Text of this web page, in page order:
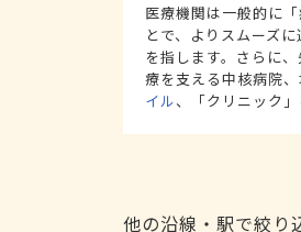
医療機関は一般的に
とで、よりスムーズ
を指します。さらに
療を支える中核病院
イル、「クリニック
他の沿線・駅で絞り